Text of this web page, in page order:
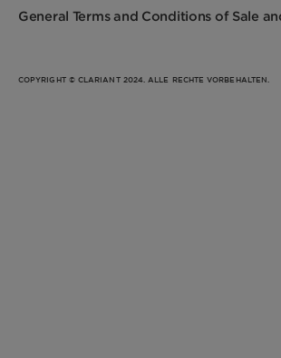
General Terms and Conditions of Sale
COPYRIGHT © CLARIANT 2024. ALLE RECHTE VORBEHALTEN.